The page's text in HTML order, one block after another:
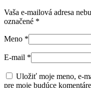
Vaša e-mailová adresa
označené *
Meno *
E-mail *
Uložiť moje meno, e-
pre moje budúce